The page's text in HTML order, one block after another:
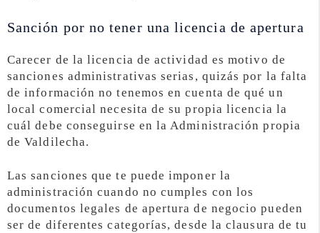
Sanción por no tener una licencia de apertura
Carecer de la licencia de actividad es motivo de
sanciones administrativas serias, quizás por la falta
de información no tenemos en cuenta de qué un
local comercial necesita de su propia licencia la
cuál debe conseguirse en la Administración propia
de Valdilecha.
Las sanciones que te puede imponer la
administración cuando no cumples con los
documentos legales de apertura de negocio pueden
ser de diferentes categorías, desde la clausura de tu